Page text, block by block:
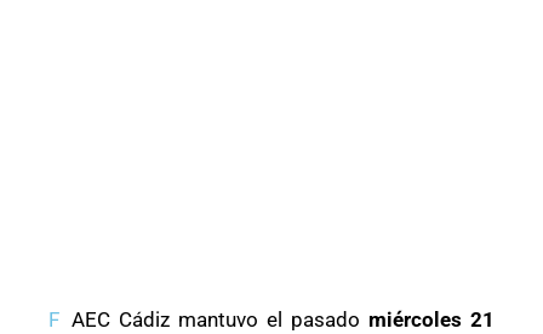
F AEC Cádiz mantuvo el pasado miércoles 21